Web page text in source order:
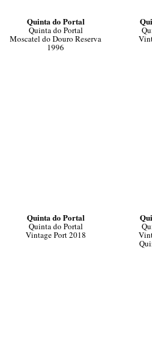
Quinta do Portal
Quinta do Portal
Moscatel do Douro Reserva
1996
Quinta do Portal
Quinta do Portal
Vintage Port 2018